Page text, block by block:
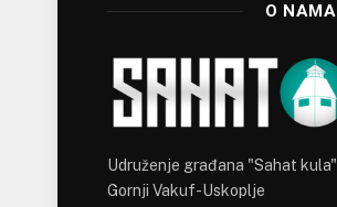
O NAMA
Udruženje građana "Sahat kula"
Gornji Vakuf-Uskoplje